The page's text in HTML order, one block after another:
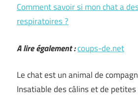
Comment savoir si mon chat a
respiratoires ?
A lire également :coups-de.net
Le chat est un animal de
Insatiable des câlins et de